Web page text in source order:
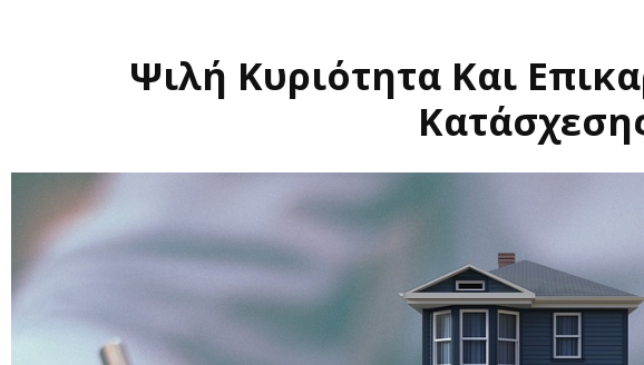
Ψιλή Κυριότητα Και